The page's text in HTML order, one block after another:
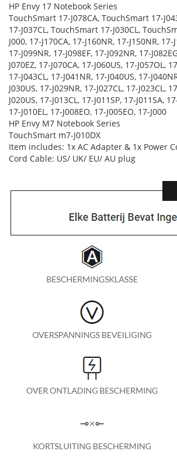
HP Envy 17 Notebook Series
TouchSmart 17-J078CA, TouchSmart 17-
17-J037CL, TouchSmart 17-J030CL,
J000, 17-J170CA, 17-J160NR, 17-J150NR, 17-
17-J099NR, 17-J098EF, 17-J092NR, 17-
J070EZ, 17-J070CA, 17-J060US, 17-J057OL,
17-J043CL, 17-J041NR, 17-J040US, 17-
J030US, 17-J029NR, 17-J027CL, 17-J023CL,
J020US, 17-J013CL, 17-J011SP, 17-J011SA,
17-J010EL, 17-J008EO, 17-J005EO, 17-J000
HP Envy M7 Notebook Series
TouchSmart m7-J010DX
Item includes: 1x AC Adapter & 1x Power
Cord Cable: US/ UK/ EU/ AU plug